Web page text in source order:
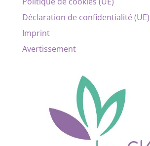
Déclaration de confidentialité (UE)
Imprint
Avertissement